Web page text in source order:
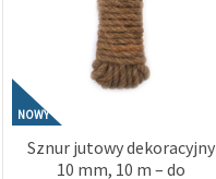
NOWY
Sznur jutowy dekoracyjny
10 mm, 10 m – do